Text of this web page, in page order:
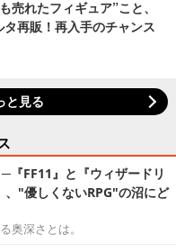
売れたフィギュア”こと、
タ再販！再入手のチャンス
と見る
『FF11』と『ウィザードリ
、"優しくないRPG"の沼にど
奥深さとは。